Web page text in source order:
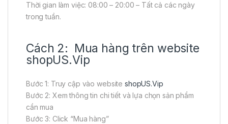
Thời gian làm việc: 08:00 – 20:00 – Tất cả các ngày
trong tuần.
Cách 2: Mua hàng trên website
shopUS.Vip
Bước 1: Truy cập vào website shopUS.Vip
Bước 2: Xem thông tin chi tiết và lựa chọn sản phẩm
cần mua
Bước 3: Click “Mua hàng”